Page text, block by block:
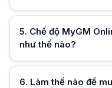
5. Chế độ MyGM
như thế nào?
6. Làm thế nào để